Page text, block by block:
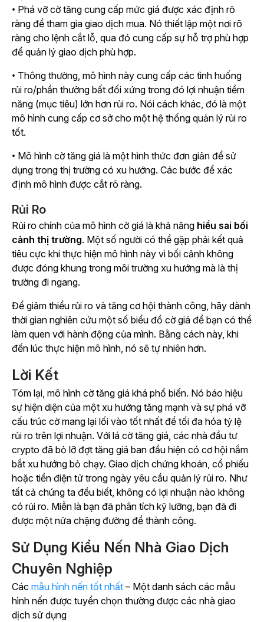
• Phá vỡ cờ tăng cung cấp mức giá được xác định rõ
ràng để tham gia giao dịch mua. Nó thiết lập một nơi rõ
ràng cho lệnh cắt lỗ, qua đó cung cấp sự hỗ trợ phù hợp
để quản lý giao dịch phù hợp.
• Thông thường, mô hình này cung cấp các tình huống
rủi ro/phần thưởng bất đối xứng trong đó lợi nhuận tiềm
năng (mục tiêu) lớn hơn rủi ro. Nói cách khác, đó là một
mô hình cung cấp cơ sở cho một hệ thống quản lý rủi ro
tốt.
• Mô hình cờ tăng giá là một hình thức đơn giản để sử
dụng trong thị trường có xu hướng. Các bước để xác
định mô hình được cắt rõ ràng.
Rủi Ro
Rủi ro chính của mô hình cờ giá là khả năng hiểu sai bối
cảnh thị trường. Một số người có thể gặp phải kết quả
tiêu cực khi thực hiện mô hình này vì bối cảnh không
được đóng khung trong môi trường xu hướng mà là thị
trường đi ngang.
Để giảm thiểu rủi ro và tăng cơ hội thành công, hãy dành
thời gian nghiên cứu một số biểu đồ cờ giá để bạn có thể
làm quen với hành động của mình. Bằng cách này, khi
đến lúc thực hiện mô hình, nó sẽ tự nhiên hơn.
Lời Kết
Tóm lại, mô hình cờ tăng giá khá phổ biến. Nó báo hiệu
sự hiện diện của một xu hướng tăng mạnh và sự phá vỡ
cấu trúc cờ mang lại lối vào tốt nhất để tối đa hóa tỷ lệ
rủi ro trên lợi nhuận. Với lá cờ tăng giá, các nhà đầu tư
crypto đã bỏ lỡ đợt tăng giá ban đầu hiện có cơ hội nắm
bắt xu hướng bỏ chạy. Giao dịch chứng khoán, cổ phiếu
hoặc tiền điện tử trong ngày yêu cầu quản lý rủi ro. Như
tất cả chúng ta đều biết, không có lợi nhuận nào không
có rủi ro. Miễn là bạn đã phân tích kỹ lưỡng, bạn đã đi
được một nửa chặng đường để thành công.
Sử Dụng Kiểu Nến Nhà Giao Dịch
Chuyên Nghiệp
Các mẫu hình nến tốt nhất – Một danh sách các mẫu
hình nến được tuyển chọn thường được các nhà giao
dịch sử dụng